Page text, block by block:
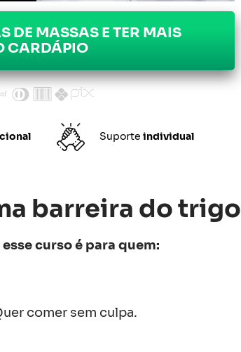
DE MASSAS E TER MAIS
CARDÁPIO
Suporte individual
barreira do trigo
curso é para quem:
comer sem culpa.